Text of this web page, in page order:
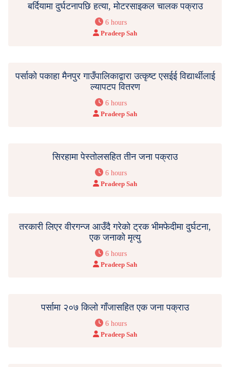
बर्दियामा दुर्घटनापछि हत्या, मोटरसाइकल चालक पक्राउ
6 hours
Pradeep Sah
पर्साको पकाहा मैनपुर गाउँपालिकाद्वारा उत्कृष्ट एसईई विद्यार्थीलाई
ल्यापटप वितरण
6 hours
Pradeep Sah
सिरहामा पेस्तोलसहित तीन जना पक्राउ
6 hours
Pradeep Sah
तरकारी लिएर वीरगन्ज आउँदै गरेको ट्रक भीमफेदीमा दुर्घटना,
एक जनाको मृत्यु
6 hours
Pradeep Sah
पर्सामा २०७ किलो गाँजासहित एक जना पक्राउ
6 hours
Pradeep Sah